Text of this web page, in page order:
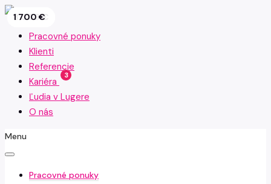
Pracovné ponuky
Klienti
Referencie
Kariéra
3
Ľudia v Lugere
O nás
Menu
Pracovné ponuky
1 800 €
2 000 €
2 000 €
2 800 €
1 400 €
3 500 €
2 000 €
3 000 €
1 700 €